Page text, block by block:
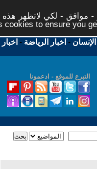
موافق - لكي لاتظهر هذه
cookies to ensure you
- اخبار الرياضة - اخبار
التبرع للموقع - ادعمونا